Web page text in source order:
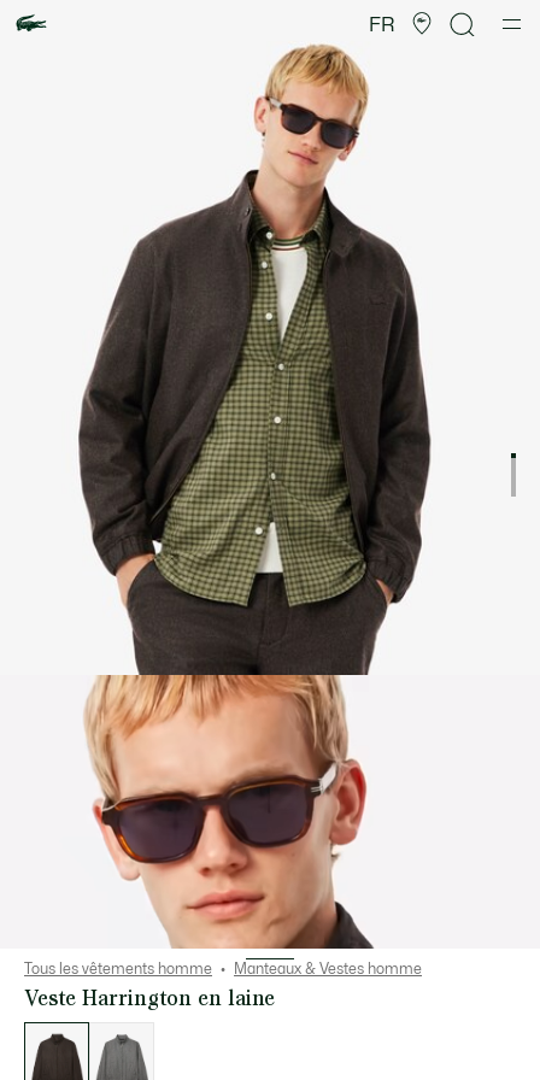
FR
d’images
produit
Tous les vêtements homme Manteaux & Vestes homme
Veste Harrington en laine
des
déclinaisons